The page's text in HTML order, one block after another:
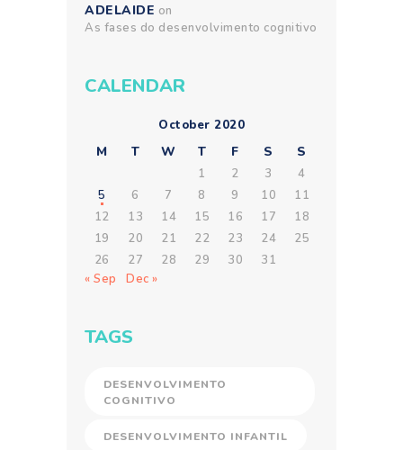
ADELAIDE on
As fases do desenvolvimento cognitivo
CALENDAR
October 2020
M T W T F S S
1 2 3
4
5
6 7 8 9 10
11
12
13 14 15 16 17
18
19
20 21 22 23 24
25
26
27 28 29 30
31
« Sep
Dec »
TAGS
DESENVOLVIMENTO
COGNITIVO
DESENVOLVIMENTO INFANTIL